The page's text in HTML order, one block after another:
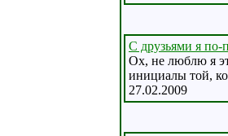
С друзьями я по-
Ох, не люблю я
инициалы той,
27.02.2009